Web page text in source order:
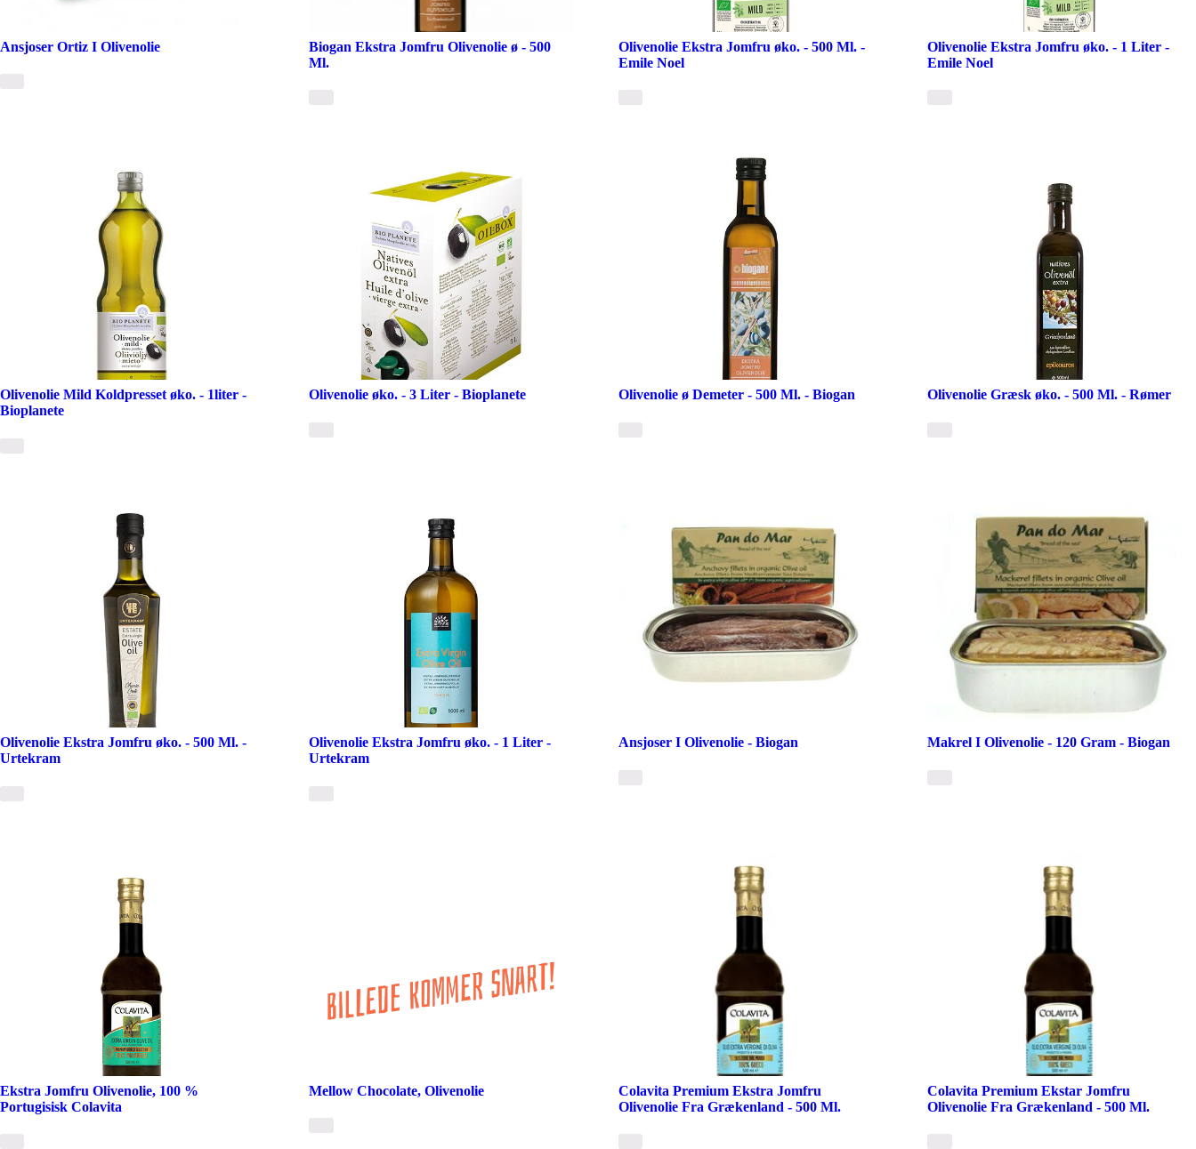
Ansjoser Ortiz I Olivenolie
Biogan Ekstra Jomfru Olivenolie ø - 500
Ml.
Olivenolie Ekstra Jomfru øko. - 500 Ml. -
Emile Noel
Olivenolie Ekstra Jomfru øko. - 1 Liter -
Emile Noel
Olivenolie Mild Koldpresset øko. - 1liter -
Bioplanete
Olivenolie øko. - 3 Liter - Bioplanete Olivenolie ø Demeter - 500 Ml. - Biogan Olivenolie Græsk øko. - 500 Ml. - Rømer
Olivenolie Ekstra Jomfru øko. - 500 Ml. -
Urtekram
Olivenolie Ekstra Jomfru øko. - 1 Liter -
Urtekram
Ansjoser I Olivenolie - Biogan Makrel I Olivenolie - 120 Gram - Biogan
Ekstra Jomfru Olivenolie, 100 %
Portugisisk Colavita
Mellow Chocolate, Olivenolie
Colavita Premium Ekstra Jomfru
Olivenolie Fra Grækenland - 500 Ml.
Colavita Premium Ekstar Jomfru
Olivenolie Fra Grækenland - 500 Ml.